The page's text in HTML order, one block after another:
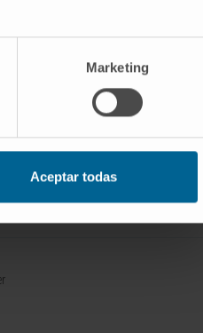
Marketing
Aceptar todas